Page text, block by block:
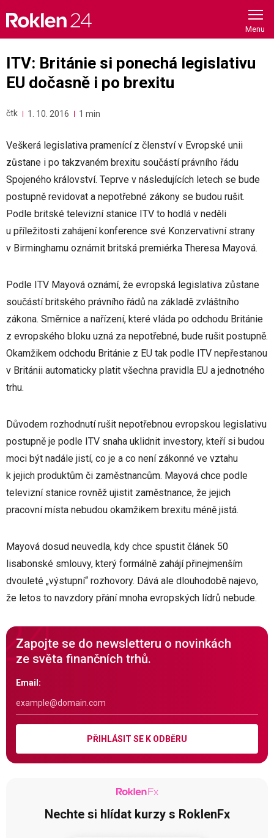
content
ITV: Británie si ponechá legislativu
EU dočasně i po brexitu
čtk 1. 10. 2016 1 min
Veškerá legislativa pramenící z členství v Evropské unii
zůstane i po takzvaném brexitu součástí právního řádu
Spojeného království. Teprve v následujících letech se bude
postupně revidovat a nepotřebné zákony se budou rušit.
Podle britské televizní stanice ITV to hodlá v neděli
u příležitosti zahájení konference své Konzervativní strany
v Birminghamu oznámit britská premiérka Theresa Mayová.
Podle ITV Mayová oznámí, že evropská legislativa zůstane
součástí britského právního řádů na základě zvláštního
zákona. Směrnice a nařízení, které vláda po odchodu Británie
z evropského bloku uzná za nepotřebné, bude rušit postupně.
Okamžikem odchodu Británie z EU tak podle ITV nepřestanou
v Británii automaticky platit všechna pravidla EU a jednotného
trhu.
Důvodem rozhodnutí rušit nepotřebnou evropskou legislativu
postupně je podle ITV snaha uklidnit investory, kteří si budou
moci být nadále jistí, co je a co není zákonné ve vztahu
k jejich produktům či zaměstnancům. Mayová chce podle
televizní stanice rovněž ujistit zaměstnance, že jejich
pracovní místa nebudou okamžikem brexitu méně jistá.
Mayová dosud neuvedla, kdy chce spustit článek 50
lisabonské smlouvy, který formálně zahájí přinejmenším
dvouleté „výstupní“ rozhovory. Dává ale dlouhodobě najevo,
že letos to navzdory přání mnoha evropských lídrů nebude.
Zapojte se do newsletteru o novinkách
ze světa finančních trhů.
Email:
PŘIHLÁSIT SE K ODBĚRU
Nechte si hlídat kurzy s RoklenFx